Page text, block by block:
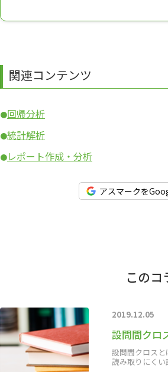
関連コンテンツ
●回帰分析
●統計解析
●レポート作成・分析
アスマークを
このコ
2019.12.05
設問間クロ
設問間クロス
読み取りにく